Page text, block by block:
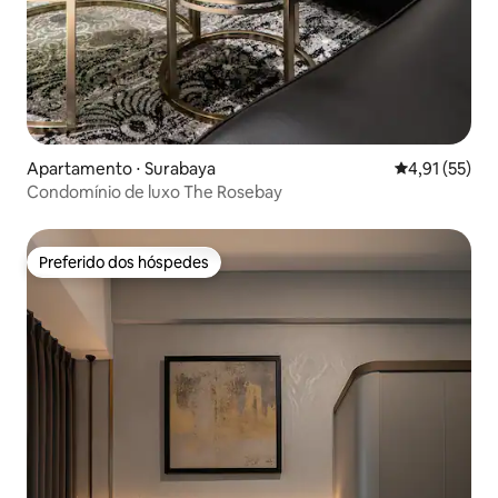
Apartamento ⋅ Surabaya 4,91 de uma
4,91 (55)
Condomínio de luxo The Rosebay
Preferido dos hóspedes
Preferido dos hóspedes